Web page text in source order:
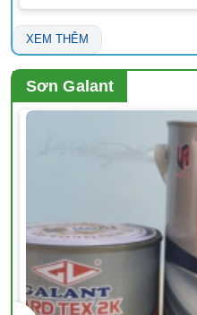
XEM THÊM
Sơn Galant